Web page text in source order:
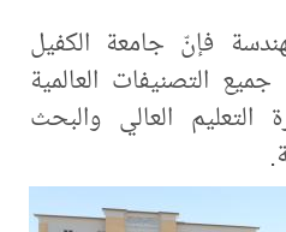
فإنّ جامعة الكفيل
التصنيفات العالمية
العالي والبحث